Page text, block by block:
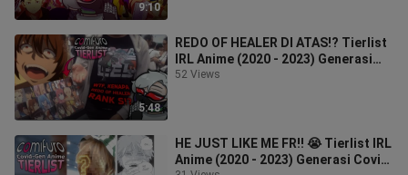
9:10
5:48
REDO OF HEALER DI ATAS!? Tierlist
IRL Anime (2020 - 2023) Generasi
Covid Terbaik & Terjelek 😂 Pt. 2
52 Views
HE JUST LIKE ME FR!! 😭 Tierlist IRL
Anime (2020 - 2023) Generasi Covid